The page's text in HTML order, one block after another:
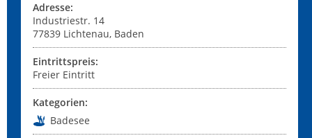
Adresse:
Industriestr. 14
77839 Lichtenau, Baden
Eintrittspreis:
Freier Eintritt
Kategorien:
Badesee